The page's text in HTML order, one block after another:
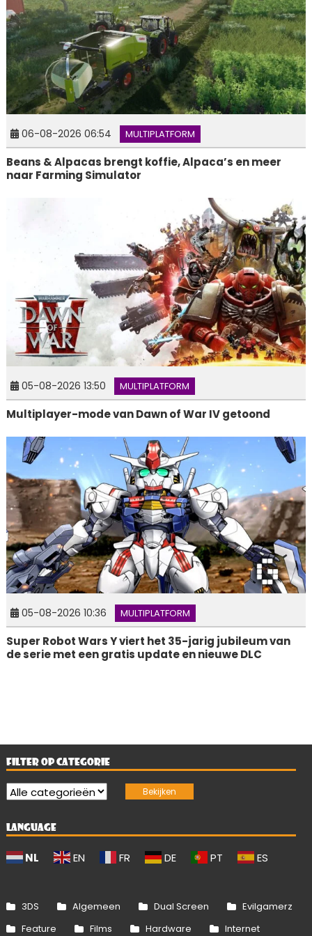
06-08-2026 06:54 MULTIPLATFORM
Beans & Alpacas brengt koffie, Alpaca’s en meer
naar Farming Simulator
05-08-2026 13:50 MULTIPLATFORM
Multiplayer-mode van Dawn of War IV getoond
05-08-2026 10:36 MULTIPLATFORM
Super Robot Wars Y viert het 35-jarig jubileum van
de serie met een gratis update en nieuwe DLC
FILTER OP CATEGORIE
LANGUAGE
NL EN FR DE PT ES
3DS Algemeen Dual Screen
Evilgamerz
Feature
Films Hardware Internet